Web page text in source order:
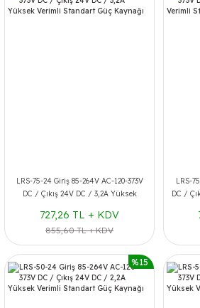
LRS-75-24 Giriş 85-264V AC-120-373V
DC / Çıkış 24V DC / 3,2A Yüksek
727,26 TL + KDV
855,60 TL + KDV
LRS-
DC /
%15